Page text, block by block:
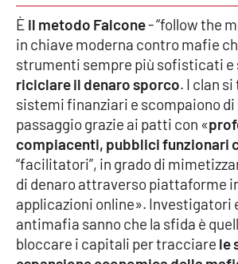
VIDEO
Ambiente
Cronaca
Cultura
Economia e Lavoro
Politica
È il metodo Falcone- “follow the
in chiave moderna contro mafie
strumenti sempre più sofisticati e
riciclare il denaro sporco. I clan
sistemi finanziari e scompaiono di
passaggio grazie ai patti con «
compiacenti, pubblici funzionari
“facilitatori”, in grado di
di denaro attraverso piattaforme
applicazioni online». Investigatori
antimafia sanno che la sfida è
bloccare i capitali per tracciare le